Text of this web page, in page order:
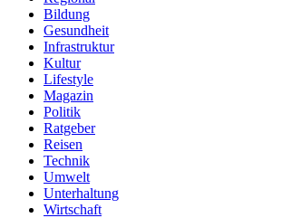
Bildung
Gesundheit
Infrastruktur
Kultur
Lifestyle
Magazin
Politik
Ratgeber
Reisen
Technik
Umwelt
Unterhaltung
Wirtschaft